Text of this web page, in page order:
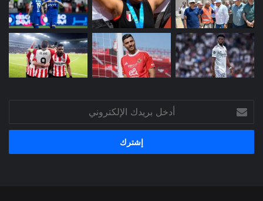
بريدك
الإلكتروني